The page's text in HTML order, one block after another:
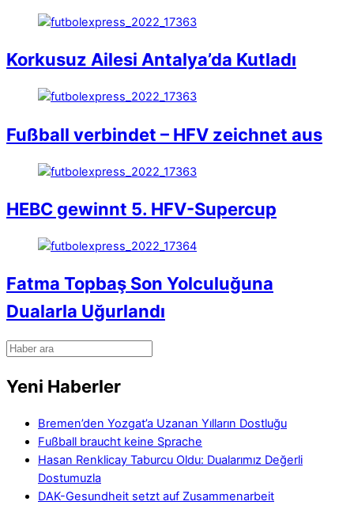
Korkusuz Ailesi Antalya’da Kutladı
Fußball verbindet – HFV zeichnet aus
HEBC gewinnt 5. HFV-Supercup
Fatma Topbaş Son Yolculuğuna
Dualarla Uğurlandı
Yeni Haberler
Bremen’den Yozgat’a Uzanan Yılların Dostluğu
Fußball braucht keine Sprache
Hasan Renklicay Taburcu Oldu: Dualarımız Değerli
Dostumuzla
DAK-Gesundheit setzt auf Zusammenarbeit